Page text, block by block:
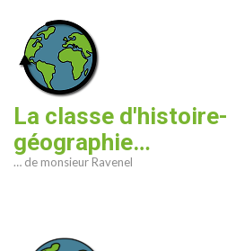
contenu
(Pressez
Entrée)
La classe d'histoire-
géographie…
… de monsieur Ravenel